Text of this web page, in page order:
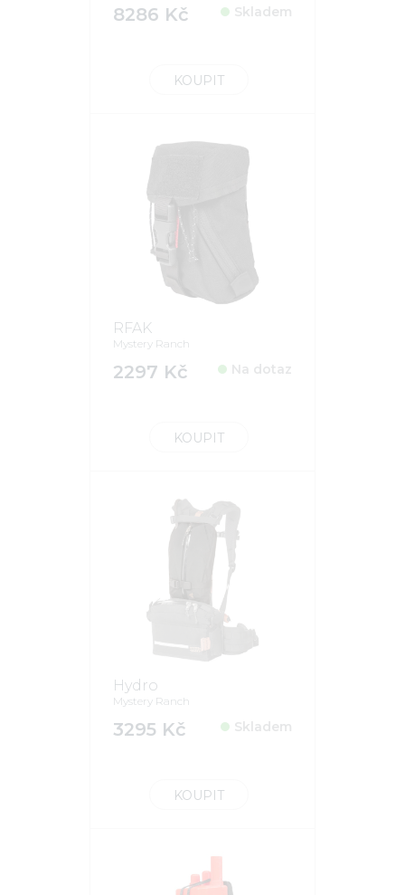
8286 Kč Skladem
KOUPIT
RFAK
Mystery Ranch
2297 Kč Na dotaz
KOUPIT
Hydro
Mystery Ranch
3295 Kč Skladem
KOUPIT